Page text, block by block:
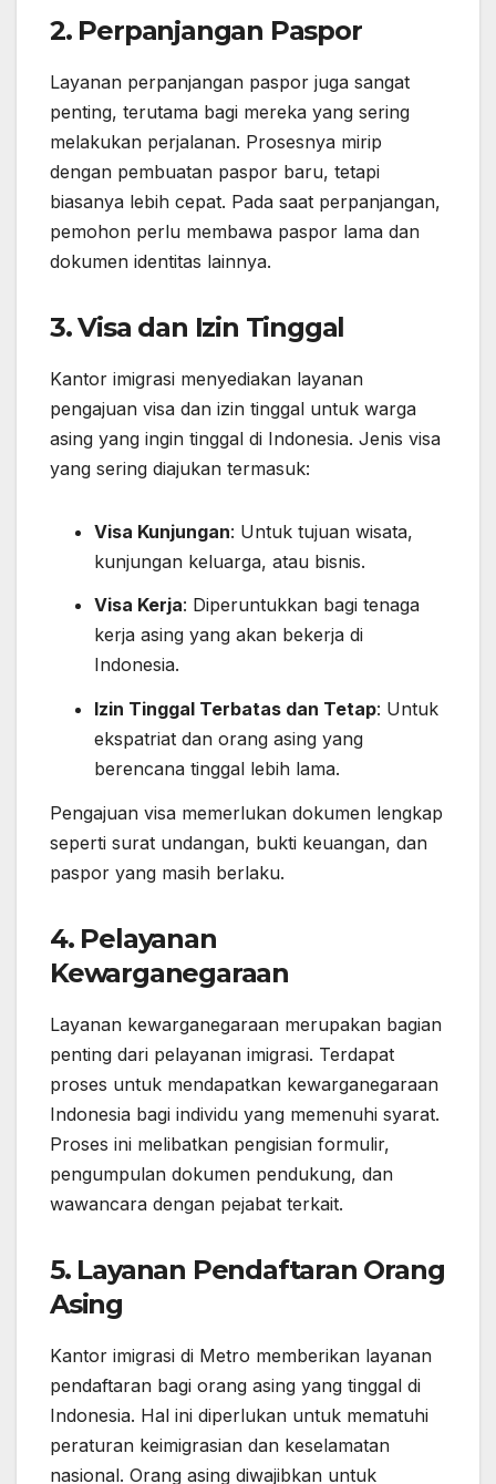
2. Perpanjangan Paspor
Layanan perpanjangan paspor juga sangat
penting, terutama bagi mereka yang sering
melakukan perjalanan. Prosesnya mirip
dengan pembuatan paspor baru, tetapi
biasanya lebih cepat. Pada saat perpanjangan,
pemohon perlu membawa paspor lama dan
dokumen identitas lainnya.
3.Visa dan Izin Tinggal
Kantor imigrasi menyediakan layanan
pengajuan visa dan izin tinggal untuk warga
asing yang ingin tinggal di Indonesia. Jenis visa
yang sering diajukan termasuk:
Visa Kunjungan: Untuk tujuan wisata,
kunjungan keluarga, atau bisnis.
Visa Kerja: Diperuntukkan bagi tenaga
kerja asing yang akan bekerja di
Indonesia.
Izin Tinggal Terbatas dan Tetap: Untuk
ekspatriat dan orang asing yang
berencana tinggal lebih lama.
Pengajuan visa memerlukan dokumen lengkap
seperti surat undangan, bukti keuangan, dan
paspor yang masih berlaku.
4. Pelayanan
Kewarganegaraan
Layanan kewarganegaraan merupakan bagian
penting dari pelayanan imigrasi. Terdapat
proses untuk mendapatkan kewarganegaraan
Indonesia bagi individu yang memenuhi syarat.
Proses ini melibatkan pengisian formulir,
pengumpulan dokumen pendukung, dan
wawancara dengan pejabat terkait.
5. Layanan Pendaftaran Orang
Asing
Kantor imigrasi di Metro memberikan layanan
pendaftaran bagi orang asing yang tinggal di
Indonesia. Hal ini diperlukan untuk mematuhi
peraturan keimigrasian dan keselamatan
nasional. Orang asing diwajibkan untuk